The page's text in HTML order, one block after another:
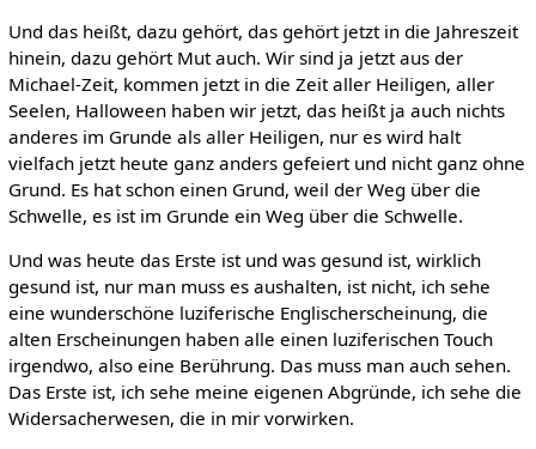
Und das heißt, dazu gehört, das gehört jetzt in die Jahreszeit
hinein, dazu gehört Mut auch. Wir sind ja jetzt aus der
Michael-Zeit, kommen jetzt in die Zeit aller Heiligen, aller
Seelen, Halloween haben wir jetzt, das heißt ja auch nichts
anderes im Grunde als aller Heiligen, nur es wird halt
vielfach jetzt heute ganz anders gefeiert und nicht ganz ohne
Grund. Es hat schon einen Grund, weil der Weg über die
Schwelle, es ist im Grunde ein Weg über die Schwelle.
Und was heute das Erste ist und was gesund ist, wirklich
gesund ist, nur man muss es aushalten, ist nicht, ich sehe
eine wunderschöne luziferische Englischerscheinung, die
alten Erscheinungen haben alle einen luziferischen Touch
irgendwo, also eine Berührung. Das muss man auch sehen.
Das Erste ist, ich sehe meine eigenen Abgründe, ich sehe die
Widersacherwesen, die in mir vorwirken.